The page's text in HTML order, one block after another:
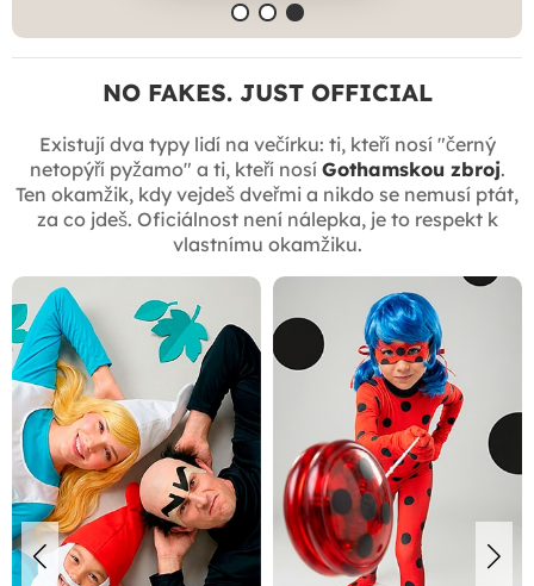
NO FAKES. JUST OFFICIAL
Existují dva typy lidí na večírku: ti, kteří nosí "černý
netopýří pyžamo" a ti, kteří nosí Gothamskou zbroj.
Ten okamžik, kdy vejdeš dveřmi a nikdo se nemusí ptát,
za co jdeš. Oficiálnost není nálepka, je to respekt k
vlastnímu okamžiku.